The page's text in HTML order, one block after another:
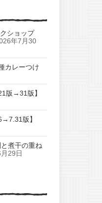
ショップ
年7月30
カレーつけ
版→31版】
版】
煮干の重ね
29日